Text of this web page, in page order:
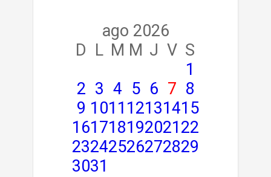
ago 2026
D
L M M J V S
1
2 3 4 5 6 7 8
9 1011 12131415
161718192021 22
23242526272829
3031